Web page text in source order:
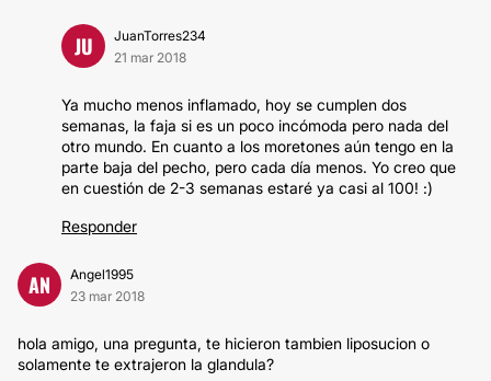
JU
JuanTorres234
21 mar 2018
Ya mucho menos inflamado, hoy se cumplen dos
semanas, la faja si es un poco incómoda pero nada del
otro mundo. En cuanto a los moretones aún tengo en la
parte baja del pecho, pero cada día menos. Yo creo que
en cuestión de 2-3 semanas estaré ya casi al 100! :)
Responder
AN
Angel1995
23 mar 2018
hola amigo, una pregunta, te hicieron tambien liposucion o
solamente te extrajeron la glandula?